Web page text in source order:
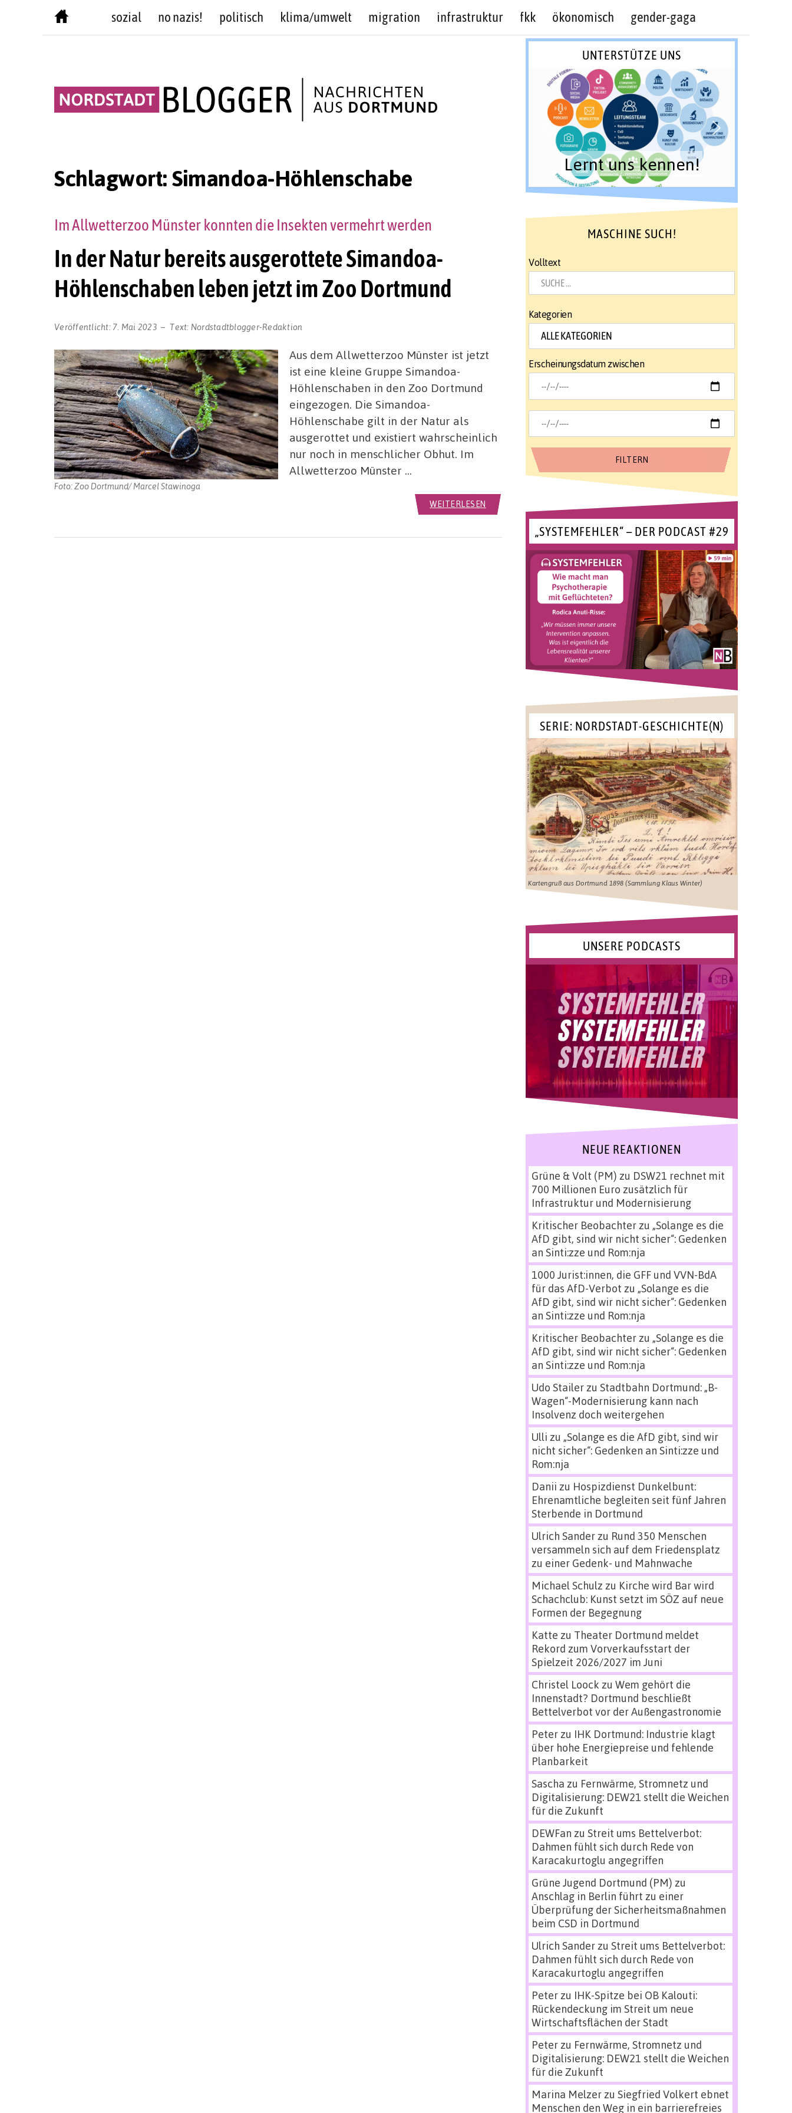
sozial no nazis! politisch klima/umwelt migration infrastruktur fkk ökonomisch gender-gaga
Schlagwort:Simandoa-Höhlenschabe
In der Natur bereits ausgerottete Simandoa-
Höhlenschaben leben jetzt im Zoo Dortmund
Im Allwetterzoo Münster konnten die Insekten vermehrt werden
Veröffentlicht: 7. Mai 2023 Text: Nordstadtblogger-Redaktion
Foto: Zoo Dortmund/ Marcel Stawinoga
Aus dem Allwetterzoo Münster ist jetzt
ist eine kleine Gruppe Simandoa-
Höhlenschaben in den Zoo Dortmund
eingezogen. Die Simandoa-
Höhlenschabe gilt in der Natur als
ausgerottet und existiert wahrscheinlich
nur noch in menschlicher Obhut. Im
Allwetterzoo Münster …
WEITERLESEN
UNTERSTÜTZE UNS
Lernt uns kennen!
MASCHINE SUCH!
Volltext
Kategorien
Erscheinungsdatum zwischen
„SYSTEMFEHLER“ – DER PODCAST #29
SERIE: NORDSTADT-GESCHICHTE(N)
Kartengruß aus Dortmund 1898 (Sammlung Klaus Winter)
UNSERE PODCASTS
NEUE REAKTIONEN
Grüne & Volt (PM) zu DSW21 rechnet mit
700 Millionen Euro zusätzlich für
Infrastruktur und Modernisierung
Kritischer Beobachterzu „Solange es die
AfD gibt, sind wir nicht sicher“: Gedenken
an Sinti:zze und Rom:nja
1000 Jurist:innen, die GFF und VVN-BdA
für das AfD-Verbot zu „Solange es die
AfD gibt, sind wir nicht sicher“: Gedenken
an Sinti:zze und Rom:nja
Kritischer Beobachterzu „Solange es die
AfD gibt, sind wir nicht sicher“: Gedenken
an Sinti:zze und Rom:nja
Udo Stailerzu Stadtbahn Dortmund: „B-
Wagen“-Modernisierung kann nach
Insolvenz doch weitergehen
Ulli zu „Solange es die AfD gibt, sind wir
nicht sicher“: Gedenken an Sinti:zze und
Rom:nja
Danii zu Hospizdienst Dunkelbunt:
Ehrenamtliche begleiten seit fünf Jahren
Sterbende in Dortmund
Ulrich Sanderzu Rund 350 Menschen
versammeln sich auf dem Friedensplatz
zu einer Gedenk- und Mahnwache
Michael Schulz zu Kirche wird Bar wird
Schachclub: Kunst setzt im SÖZ auf neue
Formen der Begegnung
Katte zu Theater Dortmund meldet
Rekord zum Vorverkaufsstart der
Spielzeit 2026/2027 im Juni
Christel Loock zu Wem gehört die
Innenstadt? Dortmund beschließt
Bettelverbot vor der Außengastronomie
Peterzu IHK Dortmund: Industrie klagt
über hohe Energiepreise und fehlende
Planbarkeit
Sascha zu Fernwärme, Stromnetz und
Digitalisierung: DEW21 stellt die Weichen
für die Zukunft
DEWFan zu Streit ums Bettelverbot:
Dahmen fühlt sich durch Rede von
Karacakurtoglu angegriffen
Grüne Jugend Dortmund (PM) zu
Anschlag in Berlin führt zu einer
Überprüfung der Sicherheitsmaßnahmen
beim CSD in Dortmund
Ulrich Sanderzu Streit ums Bettelverbot:
Dahmen fühlt sich durch Rede von
Karacakurtoglu angegriffen
Peterzu IHK-Spitze bei OB Kalouti:
Rückendeckung im Streit um neue
Wirtschaftsflächen der Stadt
Peterzu Fernwärme, Stromnetz und
Digitalisierung: DEW21 stellt die Weichen
für die Zukunft
Marina Melzerzu Siegfried Volkert ebnet
Menschen den Weg in ein barrierefreies